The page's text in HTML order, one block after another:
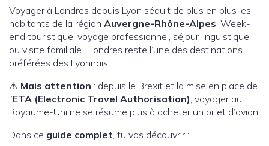
Voyager à Londres depuis Lyon séduit de plus en plus les
habitants de la région Auvergne-Rhône-Alpes. Week-
end touristique, voyage professionnel, séjour linguistique
ou visite familiale : Londres reste l’une des destinations
préférées des Lyonnais.
⚠️ Mais attention : depuis le Brexit et la mise en place de
l’ETA (Electronic Travel Authorisation), voyager au
Royaume-Uni ne se résume plus à acheter un billet d’avion.
Dans ce guide complet, tu vas découvrir :